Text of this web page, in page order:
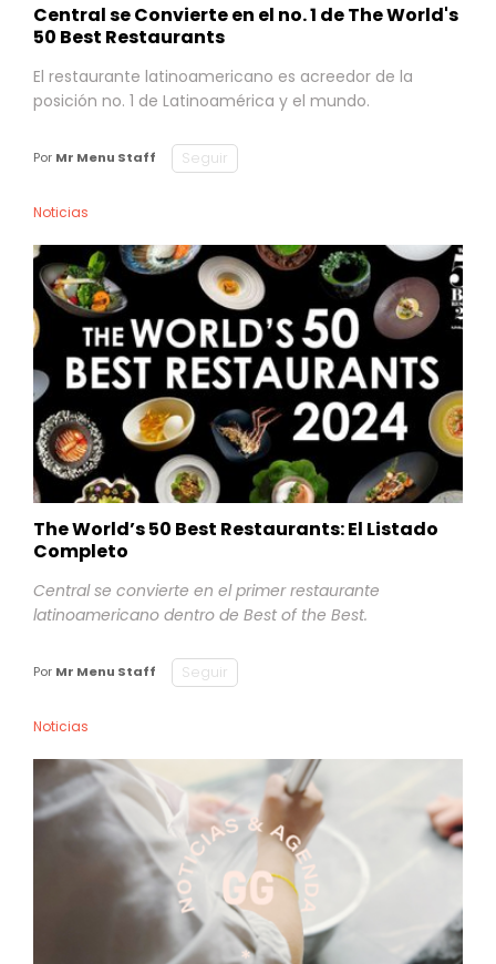
Central se Convierte en el no. 1 de The World's
50 Best Restaurants
El restaurante latinoamericano es acreedor de la
posición no. 1 de Latinoamérica y el mundo.
Por Mr Menu Staff Seguir
Noticias
The World’s 50 Best Restaurants: El Listado
Completo
Central se convierte en el primer restaurante
latinoamericano dentro de Best of the Best.
Por Mr Menu Staff Seguir
Noticias